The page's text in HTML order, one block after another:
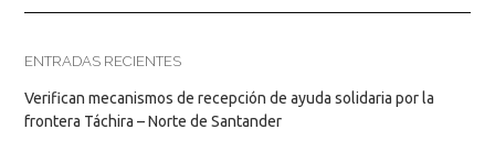
ENTRADAS RECIENTES
Verifican mecanismos de recepción de ayuda solidaria por la
frontera Táchira – Norte de Santander